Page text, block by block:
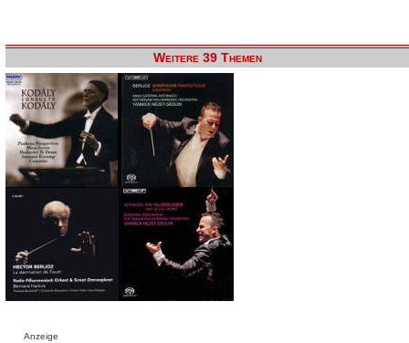
Weitere 39 Themen
Anzeige